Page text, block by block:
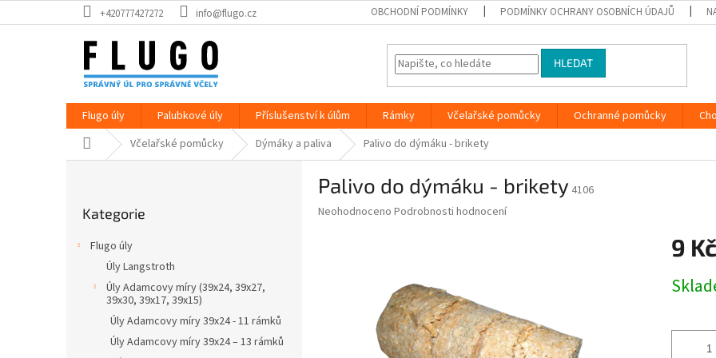
na
+420777427272 info@flugo.cz OBCHODNÍ PODMÍNKY PODMÍNKY OCHRANY OSOBNÍCH ÚDAJŮ
HLEDAT
Flugo úly Palubkové úly Příslušenství k úlům Rámky Včelařské pomůcky Ochranné pomůcky
Domů Včelařské pomůcky Dýmáky a paliva Palivo do dýmáku - brikety
kategorie
Kategorie
Flugo úly
Úly Langstroth
Úly Adamcovy míry (39x24, 39x27,
39x30, 39x17, 39x15)
Úly Adamcovy míry 39x24 - 11 rámků
Úly Adamcovy míry 39x24 – 13 rámků
Palivo do dýmáku - brikety 4106
Průměrné
Neohodnoceno Podrobnosti hodnocení
9 Kč
cena: